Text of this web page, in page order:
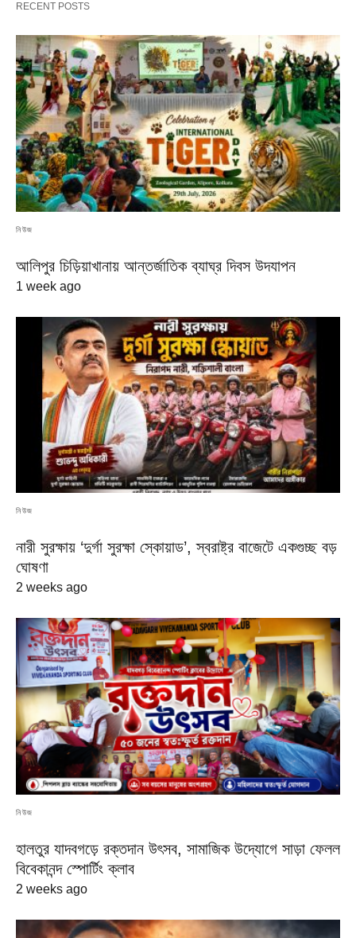
RECENT POSTS
নিউজ
আলিপুর চিড়িয়াখানায় আন্তর্জাতিক ব্যাঘ্র দিবস উদযাপন
1 week ago
নিউজ
নারী সুরক্ষায় ‘দুর্গা সুরক্ষা স্কোয়াড’, স্বরাষ্ট্র বাজেটে একগুচ্ছ বড়
ঘোষণা
2 weeks ago
নিউজ
হালতুর যাদবগড়ে রক্তদান উৎসব, সামাজিক উদ্যোগে সাড়া ফেলল
বিবেকানন্দ স্পোর্টিং ক্লাব
2 weeks ago